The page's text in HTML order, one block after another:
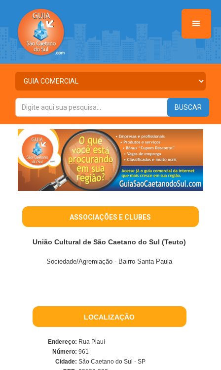
ASSOCIAÇÕES E CLUBES
União Cultural de São Caetano do Sul (Teuto)
Sociedade/Agremiação - Bairro Santa Paula
LOCALIZAÇÃO
Endereço: Rua Piauí
Número: 961
Cidade: São Caetano do Sul - SP